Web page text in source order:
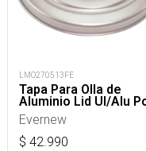
LMO270513FE
Tapa Para Olla de
Aluminio Lid Ul/Alu
Evernew
$ 42.990